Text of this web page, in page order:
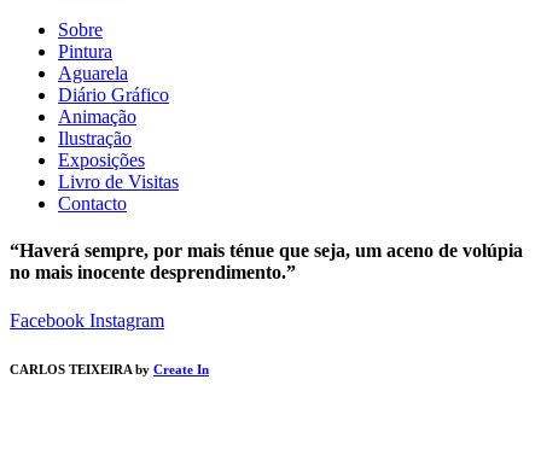
Sobre
Pintura
Aguarela
Diário Gráfico
Animação
Ilustração
Exposições
Livro de Visitas
Contacto
“Haverá sempre, por mais ténue que seja, um aceno de volúpia
no mais inocente desprendimento.”
Facebook Instagram
CARLOS TEIXEIRA by Create In